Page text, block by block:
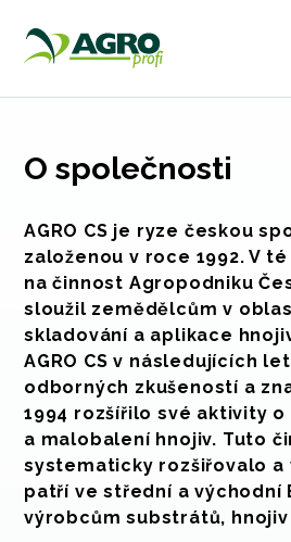
O společnosti
AGRO CS je ryze českou
založenou v roce 1992. V
na činnost Agropodniku
sloužil zemědělcům v
skladování a aplikace
AGRO CS v následujících
odborných zkušeností a
1994 rozšířilo své aktivity
a malobalení hnojiv. Tuto
systematicky rozšiřovalo a
patří ve střední a východní
výrobcům substrátů,